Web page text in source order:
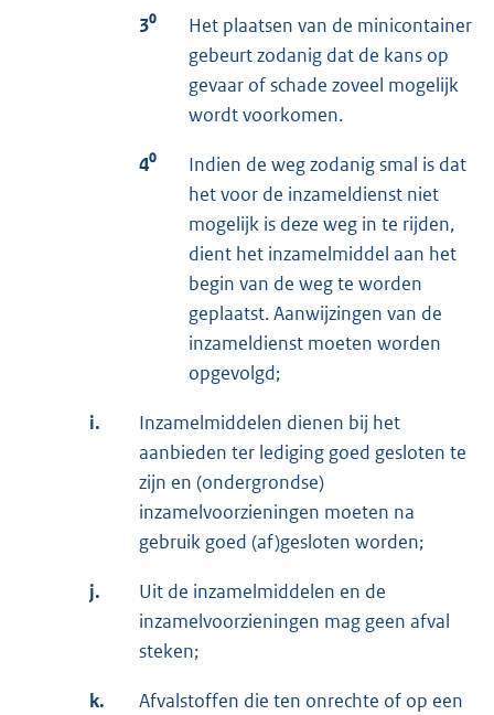
3⁰
Het plaatsen van de minicontainer
gebeurt zodanig dat de kans op
gevaar of schade zoveel mogelijk
wordt voorkomen.
4⁰
Indien de weg zodanig smal is dat
het voor de inzameldienst niet
mogelijk is deze weg in te rijden,
dient het inzamelmiddel aan het
begin van de weg te worden
geplaatst. Aanwijzingen van de
inzameldienst moeten worden
opgevolgd;
i.
Inzamelmiddelen dienen bij het
aanbieden ter lediging goed gesloten te
zijn en (ondergrondse)
inzamelvoorzieningen moeten na
gebruik goed (af)gesloten worden;
j.
Uit de inzamelmiddelen en de
inzamelvoorzieningen mag geen afval
steken;
k.
Afvalstoffen die ten onrechte of op een